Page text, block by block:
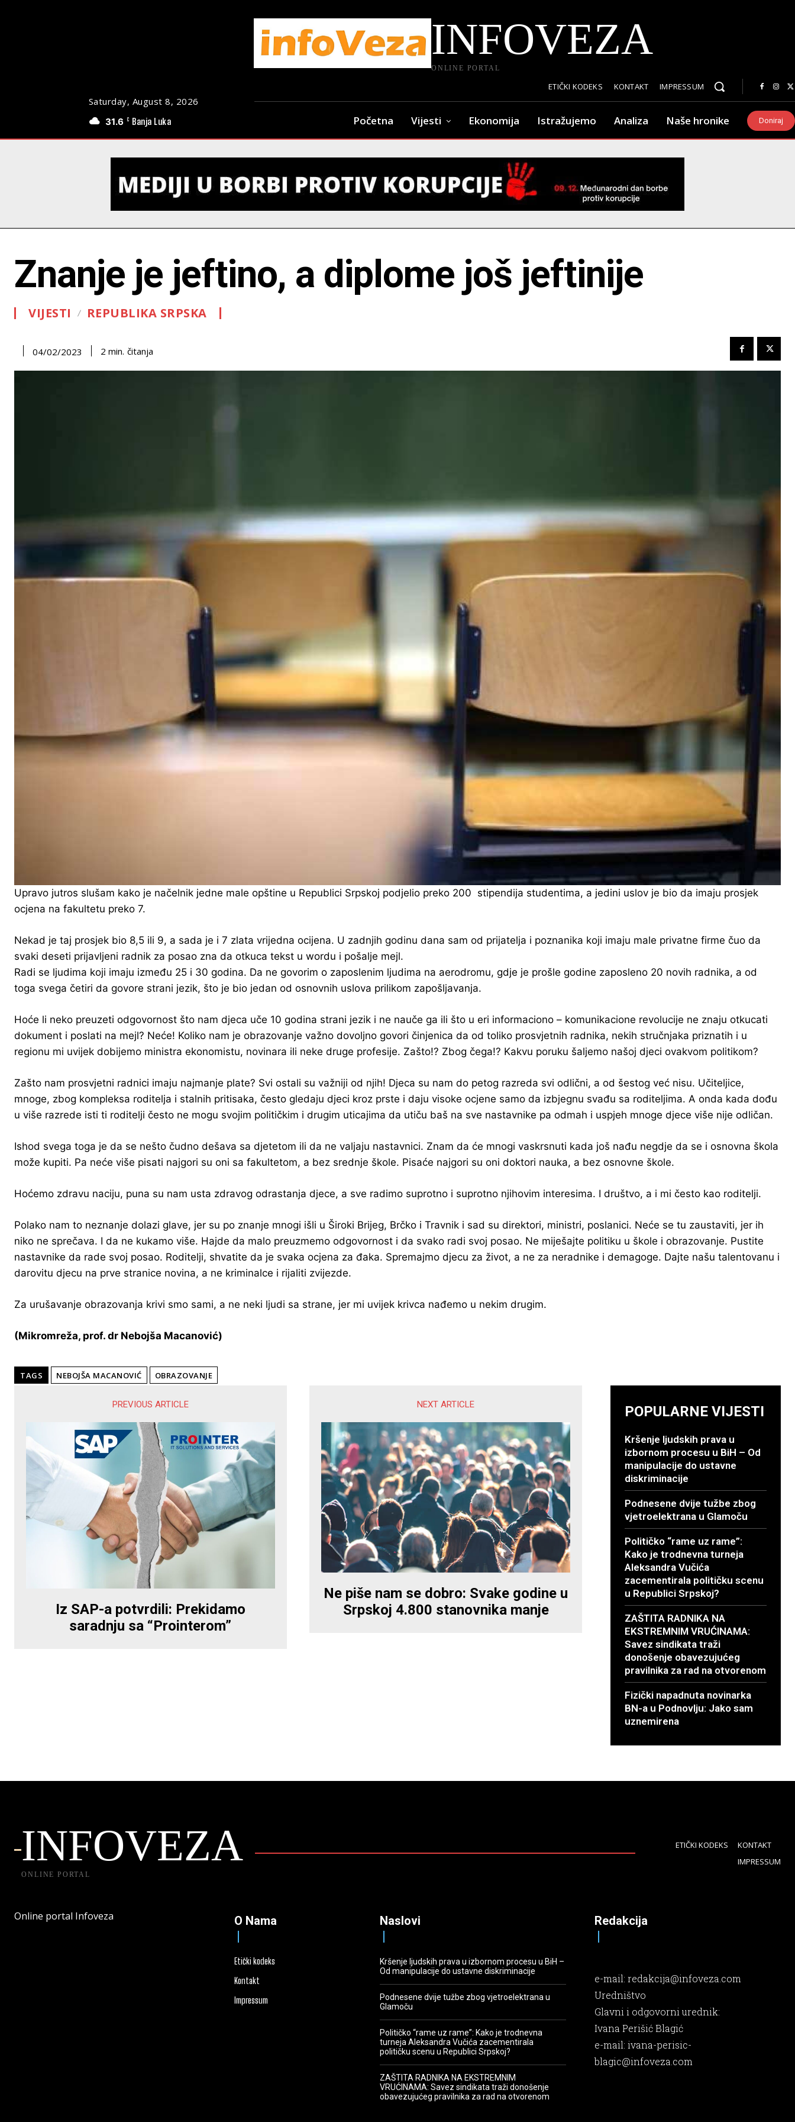
Saturday, August 8, 2026
31.6 C Banja Luka
INFOVEZA
ONLINE PORTAL
ETIČKI KODEKS KONTAKT IMPRESSUM
Početna Vijesti Ekonomija Istražujemo Analiza Naše hronike Doniraj
Znanje je jeftino, a diplome još jeftinije
VIJESTI REPUBLIKA SRPSKA
04/02/2023 2 min. čitanja
Upravo jutros slušam kako je načelnik jedne male opštine u Republici Srpskoj podjelio preko 200 stipendija studentima, a jedini uslov je bio da imaju prosjek
ocjena na fakultetu preko 7.
Nekad je taj prosjek bio 8,5 ili 9, a sada je i 7 zlata vrijedna ocijena. U zadnjih godinu dana sam od prijatelja i poznanika koji imaju male privatne firme čuo da
svaki deseti prijavljeni radnik za posao zna da otkuca tekst u wordu i pošalje mejl.
Radi se ljudima koji imaju između 25 i 30 godina. Da ne govorim o zaposlenim ljudima na aerodromu, gdje je prošle godine zaposleno 20 novih radnika, a od
toga svega četiri da govore strani jezik, što je bio jedan od osnovnih uslova prilikom zapošljavanja.
Hoće li neko preuzeti odgovornost što nam djeca uče 10 godina strani jezik i ne nauče ga ili što u eri informaciono – komunikacione revolucije ne znaju otkucati
dokument i poslati na mejl? Neće! Koliko nam je obrazovanje važno dovoljno govori činjenica da od toliko prosvjetnih radnika, nekih stručnjaka priznatih i u
regionu mi uvijek dobijemo ministra ekonomistu, novinara ili neke druge profesije. Zašto!? Zbog čega!? Kakvu poruku šaljemo našoj djeci ovakvom politikom?
Zašto nam prosvjetni radnici imaju najmanje plate? Svi ostali su važniji od njih! Djeca su nam do petog razreda svi odlični, a od šestog već nisu. Učiteljice,
mnoge, zbog kompleksa roditelja i stalnih pritisaka, često gledaju djeci kroz prste i daju visoke ocjene samo da izbjegnu svađu sa roditeljima. A onda kada dođu
u više razrede isti ti roditelji često ne mogu svojim političkim i drugim uticajima da utiču baš na sve nastavnike pa odmah i uspjeh mnoge djece više nije odličan.
Ishod svega toga je da se nešto čudno dešava sa djetetom ili da ne valjaju nastavnici. Znam da će mnogi vaskrsnuti kada još nađu negdje da se i osnovna škola
može kupiti. Pa neće više pisati najgori su oni sa fakultetom, a bez srednje škole. Pisaće najgori su oni doktori nauka, a bez osnovne škole.
Hoćemo zdravu naciju, puna su nam usta zdravog odrastanja djece, a sve radimo suprotno i suprotno njihovim interesima. I društvo, a i mi često kao roditelji.
Polako nam to neznanje dolazi glave, jer su po znanje mnogi išli u Široki Brijeg, Brčko i Travnik i sad su direktori, ministri, poslanici. Neće se tu zaustaviti, jer ih
niko ne sprečava. I da ne kukamo više. Hajde da malo preuzmemo odgovornost i da svako radi svoj posao. Ne miješajte politiku u škole i obrazovanje. Pustite
nastavnike da rade svoj posao. Roditelji, shvatite da je svaka ocjena za đaka. Spremajmo djecu za život, a ne za neradnike i demagoge. Dajte našu talentovanu i
darovitu djecu na prve stranice novina, a ne kriminalce i rijaliti zvijezde.
Za urušavanje obrazovanja krivi smo sami, a ne neki ljudi sa strane, jer mi uvijek krivca nađemo u nekim drugim.
(Mikromreža, prof. dr Nebojša Macanović)
TAGS NEBOJŠA MACANOVIĆ OBRAZOVANJE
PREVIOUS ARTICLE
Iz SAP-a potvrdili: Prekidamo
saradnju sa “Prointerom”
NEXT ARTICLE
Ne piše nam se dobro: Svake godine u
Srpskoj 4.800 stanovnika manje
POPULARNE VIJESTI
Kršenje ljudskih prava u
izbornom procesu u BiH – Od
manipulacije do ustavne
diskriminacije
Podnesene dvije tužbe zbog
vjetroelektrana u Glamoču
Političko “rame uz rame”:
Kako je trodnevna turneja
Aleksandra Vučića
zacementirala političku scenu
u Republici Srpskoj?
ZAŠTITA RADNIKA NA
EKSTREMNIM VRUĆINAMA:
Savez sindikata traži
donošenje obavezujućeg
pravilnika za rad na otvorenom
Fizički napadnuta novinarka
BN-a u Podnovlju: Jako sam
uznemirena
INFOVEZA
ONLINE PORTAL
ETIČKI KODEKS
KONTAKT
IMPRESSUM
Online portal Infoveza O Nama
Etički kodeks
Kontakt
Impressum
Naslovi
Kršenje ljudskih prava u izbornom procesu u BiH –
Od manipulacije do ustavne diskriminacije
Podnesene dvije tužbe zbog vjetroelektrana u
Glamoču
Političko “rame uz rame”: Kako je trodnevna
turneja Aleksandra Vučića zacementirala
političku scenu u Republici Srpskoj?
ZAŠTITA RADNIKA NA EKSTREMNIM
VRUĆINAMA: Savez sindikata traži donošenje
obavezujućeg pravilnika za rad na otvorenom
Redakcija
e-mail:redakcija@infoveza.com
Uredništvo
Glavni i odgovorni urednik:
Ivana Perišić Blagić
e-mail:ivana-perisic-
blagic@infoveza.com